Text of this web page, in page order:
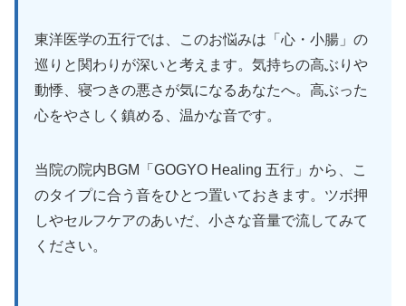
東洋医学の五行では、このお悩みは「心・小腸」の
巡りと関わりが深いと考えます。気持ちの高ぶりや
動悸、寝つきの悪さが気になるあなたへ。高ぶった
心をやさしく鎮める、温かな音です。
当院の院内BGM「GOGYO Healing 五行」から、こ
のタイプに合う音をひとつ置いておきます。ツボ押
しやセルフケアのあいだ、小さな音量で流してみて
ください。